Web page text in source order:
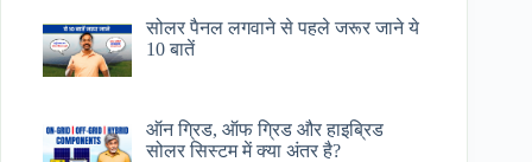
सोलर पैनल लगवाने से पहले जरूर जाने ये
10 बातें
ऑन ग्रिड, ऑफ ग्रिड और हाइब्रिड
सोलर सिस्टम में क्या अंतर है?